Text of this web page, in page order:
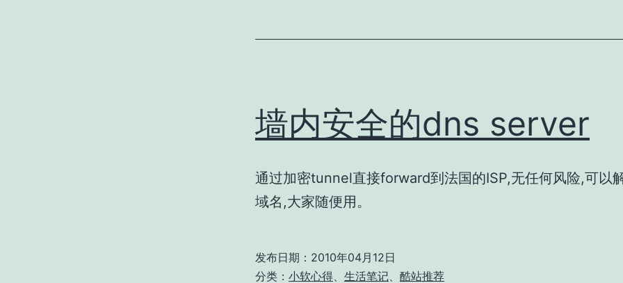
墙内安全的dns server
通过加密tunnel直接forward到法国的ISP,无任何风险,可以
域名,大家随便用。
发布日期： 2010年04月12日
分类： 小软心得、 生活笔记、 酷站推荐